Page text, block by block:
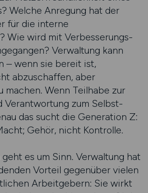
Welche Anregung hat der
für die interne
Wie wird mit Verbesserungs­
Verwaltung kann
– wenn sie bereit ist,
abzuschaffen, aber
machen. Wenn Teilhabe zur
Verantwortung zum Selbst­
das sucht die Generation Z:
Gehör, nicht Kontrolle.
es um Sinn. Verwaltung hat
Vorteil gegenüber vielen
Arbeitgebern: Sie wirkt